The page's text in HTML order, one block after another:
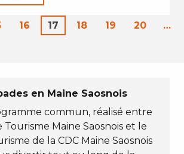
16 17 18 19 20 …
en Maine Saosnois
commun, réalisé entre
Tourisme Maine Saosnois et le
de la CDC Maine Saosnois